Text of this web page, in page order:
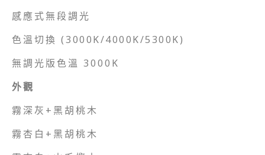
感應式無段調光
色溫切換 (3000K/4000K/5300K)
無調光版色溫 3000K
外觀
霧深灰+黑胡桃木
霧杏白+黑胡桃木